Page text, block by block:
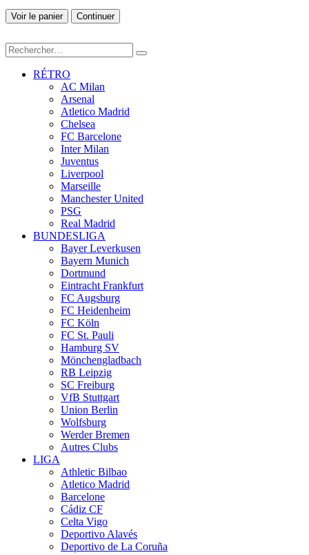
Voir le panier Continuer
RÉTRO
AC Milan
Arsenal
Atletico Madrid
Chelsea
FC Barcelone
Inter Milan
Juventus
Liverpool
Marseille
Manchester United
PSG
Real Madrid
BUNDESLIGA
Bayer Leverkusen
Bayern Munich
Dortmund
Eintracht Frankfurt
FC Augsburg
FC Heidenheim
FC Köln
FC St. Pauli
Hamburg SV
Mönchengladbach
RB Leipzig
SC Freiburg
VfB Stuttgart
Union Berlin
Wolfsburg
Werder Bremen
Autres Clubs
LIGA
Athletic Bilbao
Atletico Madrid
Barcelone
Cádiz CF
Celta Vigo
Deportivo Alavés
Deportivo de La Coruña